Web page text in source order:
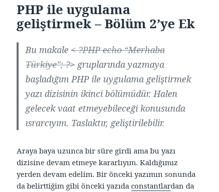
PHP ile uygulama
geliştirmek – Bölüm 2’ye Ek
Bu makale< ?PHP echo “Merhaba
Türkiye”; ?>gruplarında yazmaya
başladığım PHP ile uygulama geliştirmek
yazı dizisinin ikinci bölümüdür. Halen
gelecek vaat etmeyebileceği konusunda
ısrarcıyım. Taslaktır, geliştirilebilir.
Araya baya uzunca bir süre girdi ama bu yazı
dizisine devam etmeye kararlıyım. Kaldığımız
yerden devam edelim. Bir önceki yazımın sonunda
da belirttiğim gibi önceki yazıdaconstantlardan da